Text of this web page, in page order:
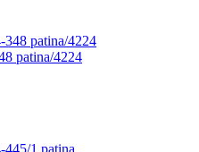
patina/4224